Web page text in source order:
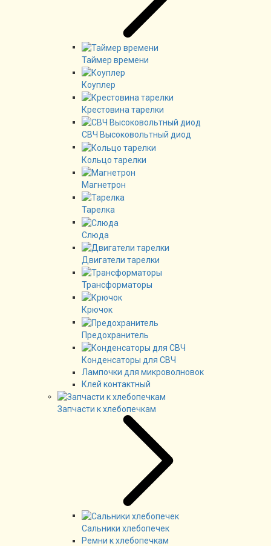
Таймер времени
Коуплер
Крестовина тарелки
СВЧ Высоковольтный диод
Кольцо тарелки
Магнетрон
Тарелка
Слюда
Двигатели тарелки
Трансформаторы
Крючок
Предохранитель
Конденсаторы для СВЧ
Лампочки для микроволновок
Клей контактный
Запчасти к хлебопечкам
Сальники хлебопечек
Ремни к хлебопечкам